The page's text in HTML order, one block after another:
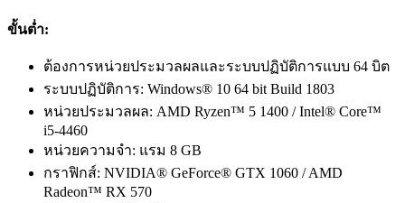
ขั้นต่ำ:
ต้องการหน่วยประมวลผลและระบบปฏิบัติการแบบ 64 บิต
ระบบปฏิบัติการ: Windows® 10 64 bit Build 1803
หน่วยประมวลผล: AMD Ryzen™ 5 1400 / Intel® Core™
i5-4460
หน่วยความจำ: แรม 8 GB
กราฟิกส์: NVIDIA® GeForce® GTX 1060 / AMD
Radeon™ RX 570